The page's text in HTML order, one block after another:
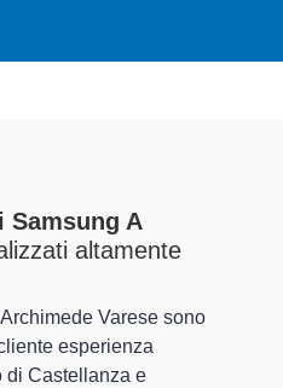
A
altamente
Varese sono
esperienza
di Castellanza e